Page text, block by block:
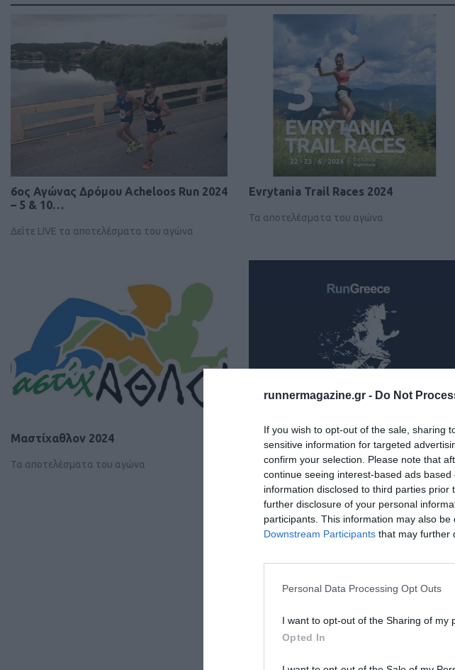
runnermagazine.gr - Do Not
If you wish to opt-out of the sale, sharing
sensitive information for targeted
confirm your selection. Please note that
continue seeing interest-based ads
information disclosed to third parties
further disclosure of your personal
participants. This information may also
Downstream Participants that may further
Personal Data Processing Opt Outs
I want to opt-out of the Sharing of my
Opted In
6ος Αγώνας Δρόμου Acheloos Run 2024
– 5 & 10…
Δείτε LIVE τα αποτελέσματα του αγώνα
Evrytania Trail Races 2024
Τα αποτελέσματα του αγώνα
Μαστίχαθλον 2024
Τα αποτελέσματα του αγώνα
Run Greece 2024 – Πειραιάς
Δείτε LIVE τα αποτελέσματα του αγώνα